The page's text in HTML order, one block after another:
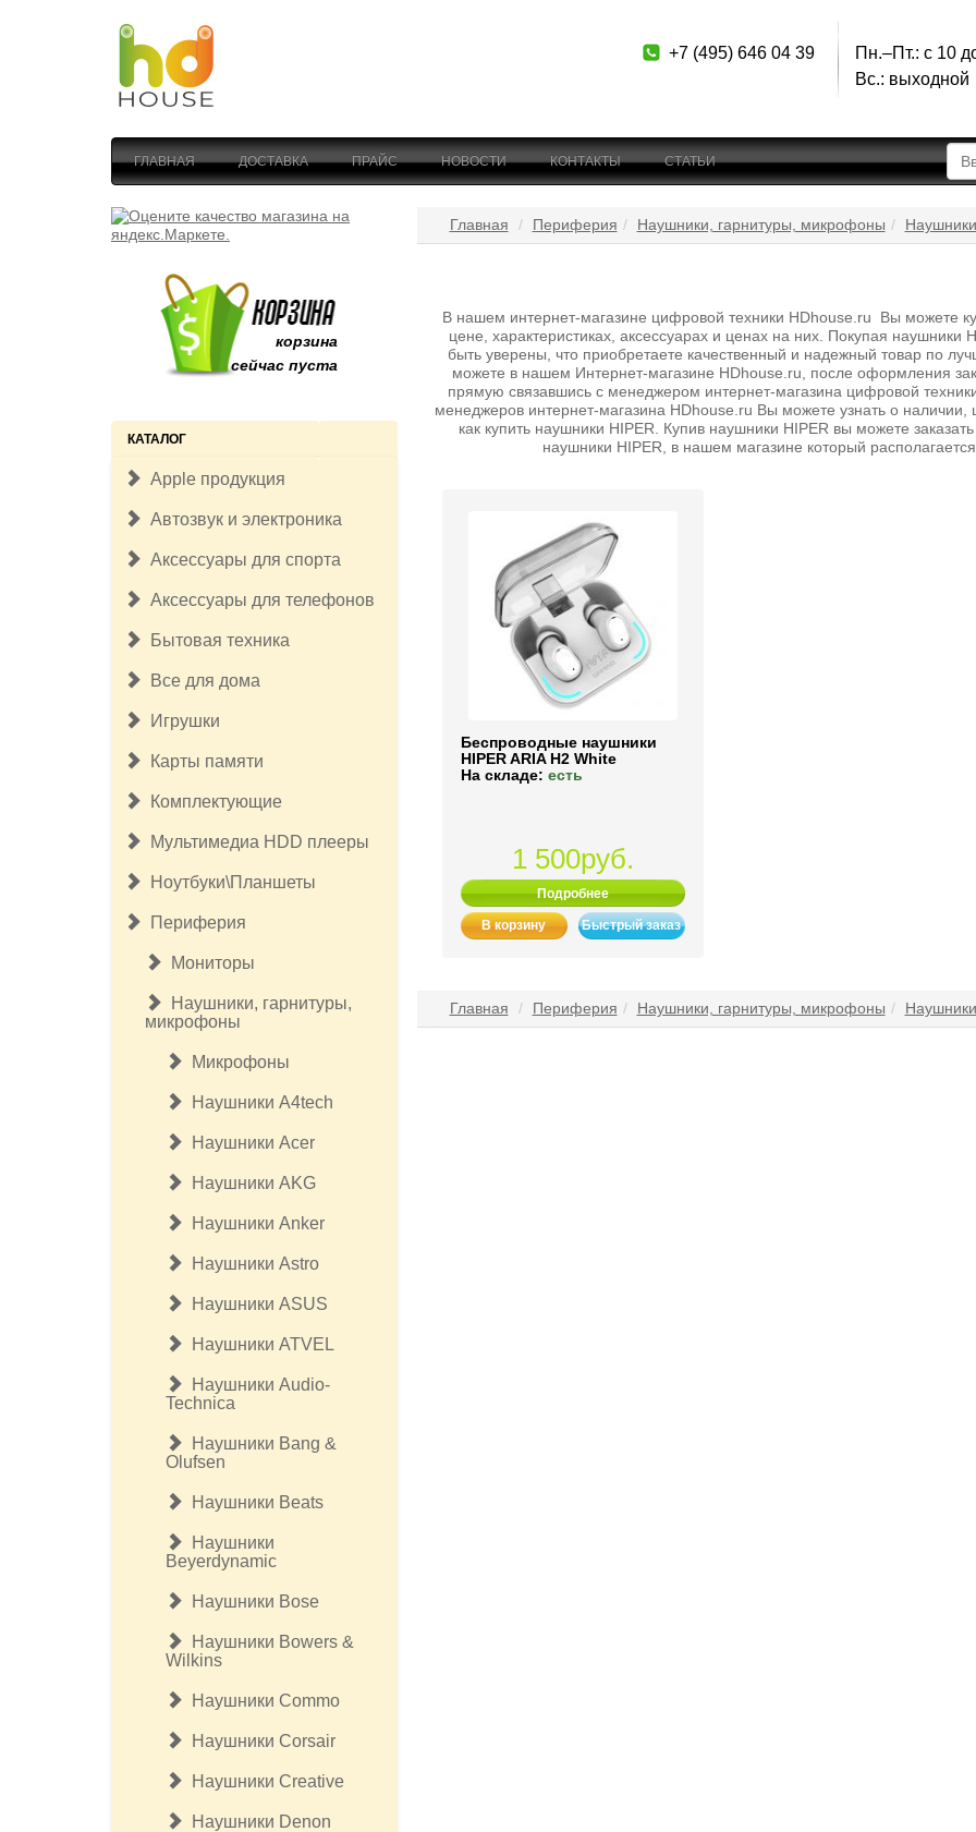
+7 (495) 646 04 39
Пн.–Пт.: с 10
Вс.: выходной
ГЛАВНАЯ ДОСТАВКА ПРАЙС НОВОСТИ КОНТАКТЫ СТАТЬИ
корзина
сейчас пуста
КАТАЛОГ
Apple продукция
Автозвук и электроника
Аксессуары для спорта
Аксессуары для телефонов
Бытовая техника
Все для дома
Игрушки
Карты памяти
Комплектующие
Мультимедиа HDD плееры
Ноутбуки\Планшеты
Периферия
Мониторы
Наушники, гарнитуры,
микрофоны
Микрофоны
Наушники A4tech
Наушники Acer
Наушники AKG
Наушники Anker
Наушники Astro
Наушники ASUS
Наушники ATVEL
Наушники Audio-
Technica
Наушники Bang &
Olufsen
Наушники Beats
Наушники
Beyerdynamic
Наушники Bose
Наушники Bowers &
Wilkins
Наушники Commo
Наушники Corsair
Наушники Creative
Наушники Denon
Главная Периферия Наушники, гарнитуры, микрофоны
В нашем интернет-магазине цифровой техники HDhouse.ru Вы можете
цене, характеристиках, аксессуарах и ценах на них. Покупая
быть уверены, что приобретаете качественный и надежный товар по
можете в нашем Интернет-магазине HDhouse.ru, после оформления
прямую связавшись с менеджером интернет-магазина цифровой
менеджеров интернет-магазина HDhouse.ru Вы можете узнать о наличии,
как купить наушники HIPER. Купив наушники HIPER вы можете
наушники HIPER, в нашем магазине который
Беспроводные наушники
HIPER ARIA H2 White
На складе: есть
1 500руб.
Подробнее
В корзину Быстрый заказ
Главная Периферия Наушники, гарнитуры, микрофоны